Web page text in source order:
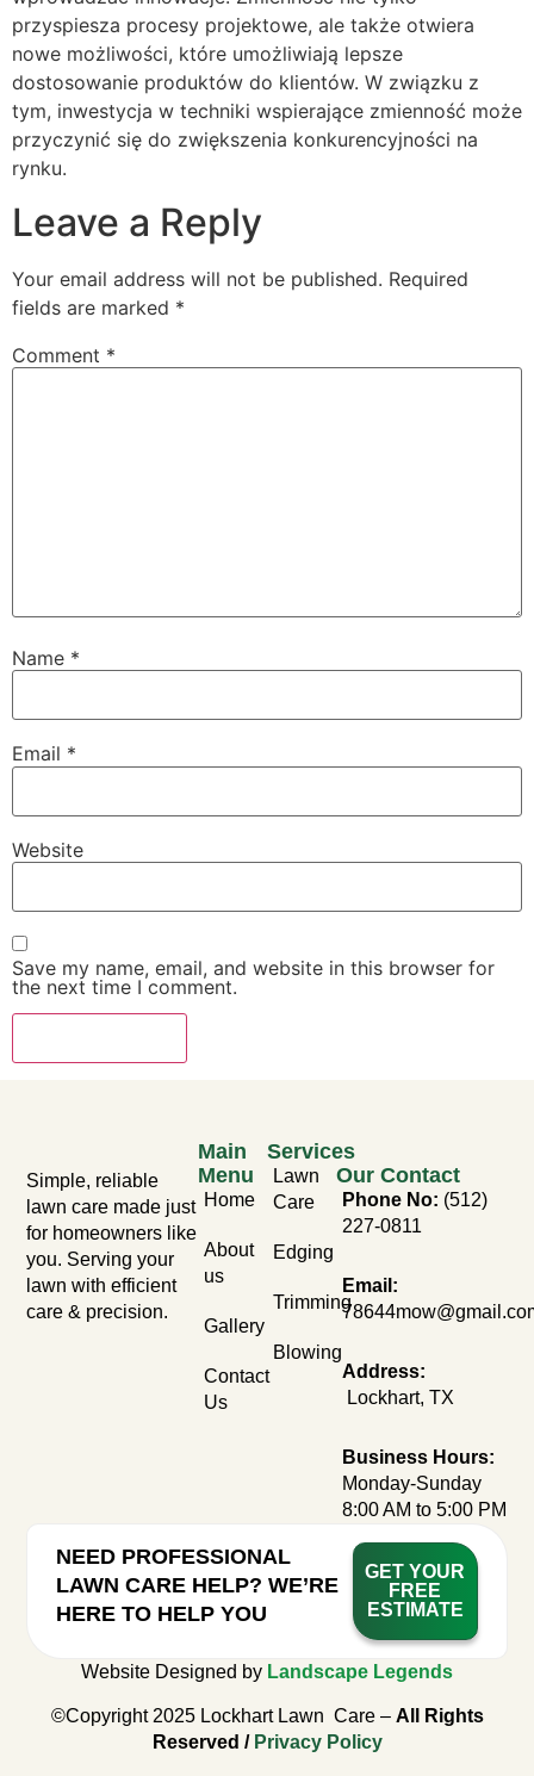
przyspiesza procesy projektowe, ale także otwiera
nowe możliwości, które umożliwiają lepsze
dostosowanie produktów do klientów. W związku z
tym, inwestycja w techniki wspierające zmienność może
przyczynić się do zwiększenia konkurencyjności na
rynku.
Leave a Reply
Your email address will not be published. Required
fields are marked *
Comment *
Name *
Email *
Website
Save my name, email, and website in this browser for
the next time I comment.
Simple, reliable
lawn care made just
for homeowners like
you. Serving your
lawn with efficient
care & precision.
Main
Menu
Home
About
us
Gallery
Contact
Us
Services
Lawn
Care
Edging
Trimming
Blowing
Our Contact
Phone No: (512)
227-0811
Email:
Address:
Lockhart, TX
Business Hours:
Monday-Sunday
8:00 AM to 5:00 PM
NEED PROFESSIONAL
LAWN CARE HELP? WE’RE
HERE TO HELP YOU
GET YOUR
FREE
ESTIMATE
Website Designed by Landscape Legends
©Copyright 2025 Lockhart Lawn Care – All Rights
Reserved / Privacy Policy